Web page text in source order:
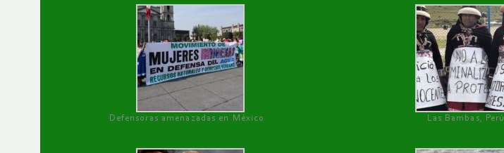
Defensoras amenazadas en México Las Bambas, Perú